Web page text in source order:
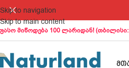
Skip to navigation
Skip to main content
მიწოდება 100 ლარიდან! (თბილისი: